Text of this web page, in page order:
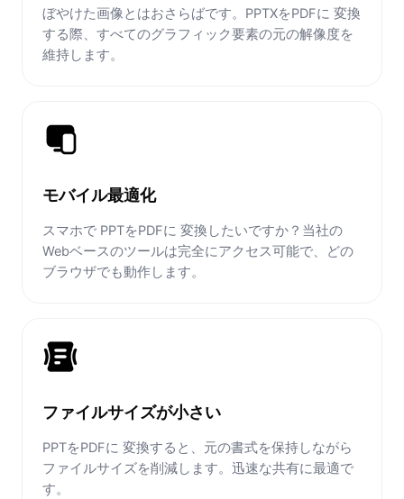
ぼやけた画像とはおさらばです。PPTXをPDFに 変換
する際、すべてのグラフィック要素の元の解像度を
維持します。
モバイル最適化
スマホで PPTをPDFに 変換したいですか？当社の
Webベースのツールは完全にアクセス可能で、どの
ブラウザでも動作します。
ファイルサイズが小さい
PPTをPDFに 変換すると、元の書式を保持しながら
ファイルサイズを削減します。迅速な共有に最適で
す。